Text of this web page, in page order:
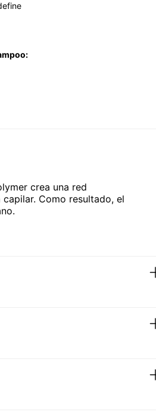
crea una red
Como resultado, el